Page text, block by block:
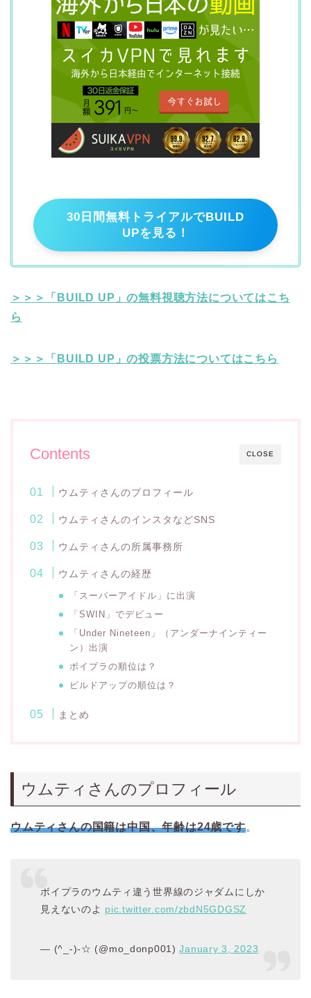
30日間無料トライアルでBUILD
UPを見る！
＞＞＞「BUILD UP」の無料視聴方法についてはこち
ら
＞＞＞「BUILD UP」の投票方法についてはこちら
CLOSE
Contents
ウムティさんのプロフィール
ウムティさんのインスタなどSNS
ウムティさんの所属事務所
ウムティさんの経歴
「スーパーアイドル」に出演
「SWIN」でデビュー
「Under Nineteen」（アンダーナインティー
ン）出演
ボイプラの順位は？
ビルドアップの順位は？
まとめ
ウムティさんのプロフィール
ウムティさんの国籍は中国、年齢は24歳です。
ボイプラのウムティ違う世界線のジャダムにしか
見えないのよ pic.twitter.com/zbdN5GDGSZ
— (^_-)-☆ (@mo_donp001)January 3, 2023